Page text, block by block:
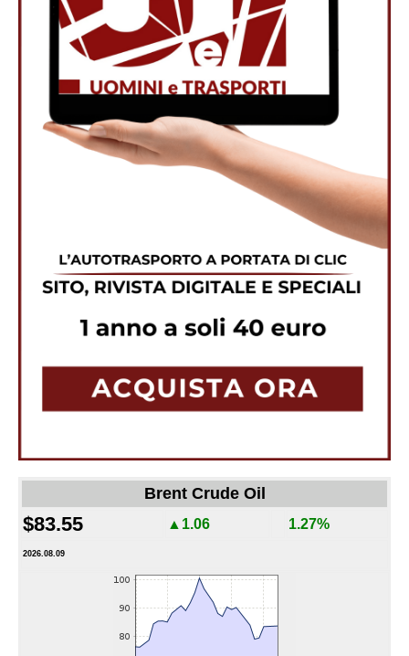
Brent Crude Oil
$83.55 ▲1.06 1.27%
2026.08.09